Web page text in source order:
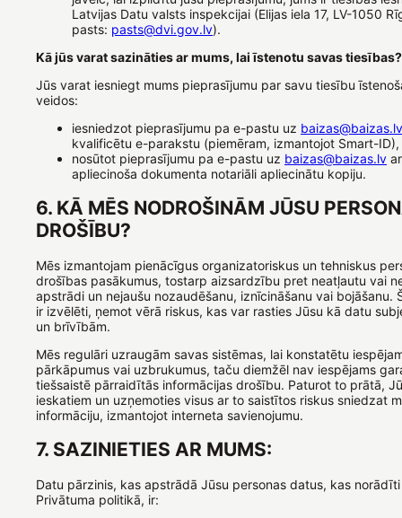
Latvijas Datu valsts inspekcijai (Elijas iela 17, LV-1050
pasts: pasts@dvi.gov.lv).
Kā jūs varat sazināties ar mums, lai īstenotu savas tiesības?
Jūs varat iesniegt mums pieprasījumu par savu tiesību
veidos:
iesniedzot pieprasījumu pa e-pastu uz baizas@baizas.lv
kvalificētu e-parakstu (piemēram, izmantojot Smart-ID),
nosūtot pieprasījumu pa e-pastu uz baizas@baizas.lv
apliecinoša dokumenta notariāli apliecinātu kopiju.
6. KĀ MĒS NODROŠINĀM JŪSU
DROŠĪBU?
Mēs izmantojam pienācīgus organizatoriskus un tehniskus
drošības pasākumus, tostarp aizsardzību pret neatļautu vai
apstrādi un nejaušu nozaudēšanu, iznīcināšanu vai bojāšanu.
ir izvēlēti, ņemot vērā riskus, kas var rasties Jūsu kā datu
un brīvībām.
Mēs regulāri uzraugām savas sistēmas, lai konstatētu
pārkāpumus vai uzbrukumus, taču diemžēl nav iespējams
tiešsaistē pārraidītās informācijas drošību. Paturot to prātā,
ieskatiem un uzņemoties visus ar to saistītos riskus sniedzat
informāciju, izmantojot interneta savienojumu.
7. SAZINIETIES AR MUMS:
Datu pārzinis, kas apstrādā Jūsu personas datus, kas norādīti
Privātuma politikā, ir: